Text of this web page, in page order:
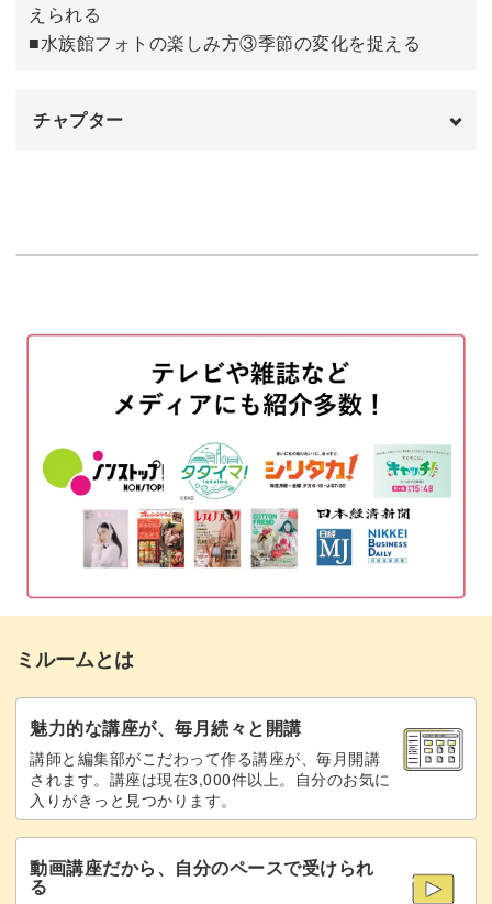
えられる
■水族館フォトの楽しみ方③季節の変化を捉える
チャプター
季節により見られる生き物や展示が異なる
質感を伝えることができる
おわりに 06:36
ミルームとは
魅力的な講座が、毎月続々と開講
講師と編集部がこだわって作る講座が、毎月開講
されます。講座は現在3,000件以上。自分のお気に
入りがきっと見つかります。
動画講座だから、自分のペースで受けられ
る